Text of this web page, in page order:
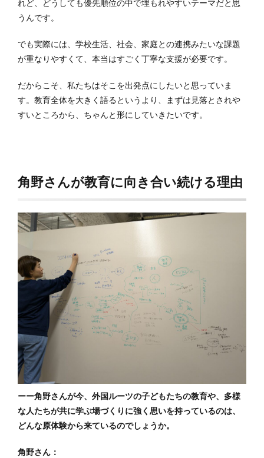
れど、どうしても優先順位の中で埋もれやすいテーマだと思
うんです。
でも実際には、学校生活、社会、家庭との連携みたいな課題
が重なりやすくて、本当はすごく丁寧な支援が必要です。
だからこそ、私たちはそこを出発点にしたいと思っていま
す。教育全体を大きく語るというより、まずは見落とされや
すいところから、ちゃんと形にしていきたいです。
角野さんが教育に向き合い続ける理由
ーー角野さんが今、外国ルーツの子どもたちの教育や、多様
な人たちが共に学ぶ場づくりに強く思いを持っているのは、
どんな原体験から来ているのでしょうか。
角野さん：